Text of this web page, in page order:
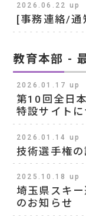
2026.06.22 up
[事務連絡/通
教育本部 -
2026.01.17 up
第10回全日
特設サイトに
2026.01.14 up
技術選手権
2025.10.18 up
埼玉県スキ
のお知らせ